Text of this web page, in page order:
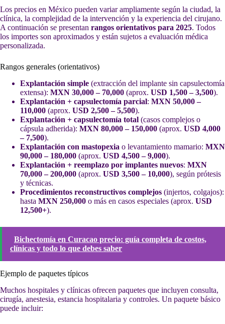
Los precios en México pueden variar ampliamente según la ciudad, la
clínica, la complejidad de la intervención y la experiencia del cirujano.
A continuación se presentan rangos orientativos para 2025. Todos
los importes son aproximados y están sujetos a evaluación médica
personalizada.
Rangos generales (orientativos)
Explantación simple (extracción del implante sin capsulectomía
extensa): MXN 30,000 – 70,000 (aprox. USD 1,500 – 3,500).
Explantación + capsulectomía parcial: MXN 50,000 –
110,000 (aprox. USD 2,500 – 5,500).
Explantación + capsulectomía total (casos complejos o
cápsula adherida): MXN 80,000 – 150,000 (aprox. USD 4,000
– 7,500).
Explantación con mastopexia o levantamiento mamario: MXN
90,000 – 180,000 (aprox. USD 4,500 – 9,000).
Explantación + reemplazo por implantes nuevos: MXN
70,000 – 200,000 (aprox. USD 3,500 – 10,000), según prótesis
y técnicas.
Procedimientos reconstructivos complejos (injertos, colgajos):
hasta MXN 250,000 o más en casos especiales (aprox. USD
12,500+).
Bichectomía en Curacao precio: guía completa de costos,
clínicas y todo lo que debes saber
Ejemplo de paquetes típicos
Muchos hospitales y clínicas ofrecen paquetes que incluyen consulta,
cirugía, anestesia, estancia hospitalaria y controles. Un paquete básico
puede incluir: